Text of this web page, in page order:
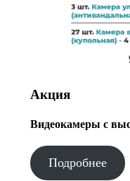
Акция
Видеокамеры с
Подробнее